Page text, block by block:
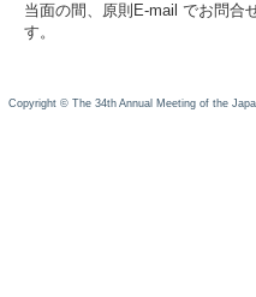
当面の間、原則E-mail でお問合
す。
Copyright © The 34th Annual Meeting of the